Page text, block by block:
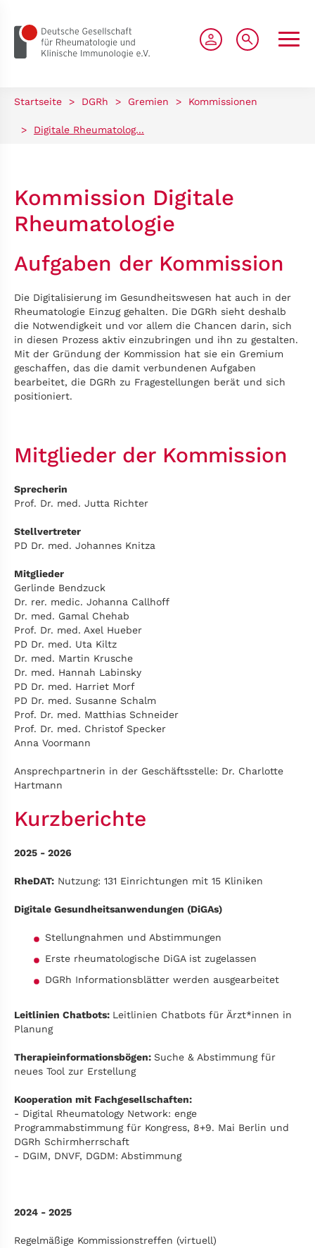
Startseite > DGRh > Gremien > Kommissionen
> Digitale Rheumatolog...
Kommission Digitale
Rheumatologie
Aufgaben der Kommission
Die Digitalisierung im Gesundheitswesen hat auch in der
Rheumatologie Einzug gehalten. Die DGRh sieht deshalb
die Notwendigkeit und vor allem die Chancen darin, sich
in diesen Prozess aktiv einzubringen und ihn zu gestalten.
Mit der Gründung der Kommission hat sie ein Gremium
geschaffen, das die damit verbundenen Aufgaben
bearbeitet, die DGRh zu Fragestellungen berät und sich
positioniert.
Mitglieder der Kommission
Sprecherin
Prof. Dr. med. Jutta Richter
Stellvertreter
PD Dr. med. Johannes Knitza
Mitglieder
Gerlinde Bendzuck
Dr. rer. medic. Johanna Callhoff
Dr. med. Gamal Chehab
Prof. Dr. med. Axel Hueber
PD Dr. med. Uta Kiltz
Dr. med. Martin Krusche
Dr. med. Hannah Labinsky
PD Dr. med. Harriet Morf
PD Dr. med. Susanne Schalm
Prof. Dr. med. Matthias Schneider
Prof. Dr. med. Christof Specker
Anna Voormann
Ansprechpartnerin in der Geschäftsstelle: Dr. Charlotte
Hartmann
Kurzberichte
2025 - 2026
RheDAT: Nutzung: 131 Einrichtungen mit 15 Kliniken
Digitale Gesundheitsanwendungen (DiGAs)
Stellungnahmen und Abstimmungen
Erste rheumatologische DiGA ist zugelassen
DGRh Informationsblätter werden ausgearbeitet
Leitlinien Chatbots: Leitlinien Chatbots für Ärzt*innen in
Planung
Therapieinformationsbögen: Suche & Abstimmung für
neues Tool zur Erstellung
Kooperation mit Fachgesellschaften:
- Digital Rheumatology Network: enge
Programmabstimmung für Kongress, 8+9. Mai Berlin und
DGRh Schirmherrschaft
- DGIM, DNVF, DGDM: Abstimmung
2024 - 2025
Regelmäßige Kommissionstreffen (virtuell)